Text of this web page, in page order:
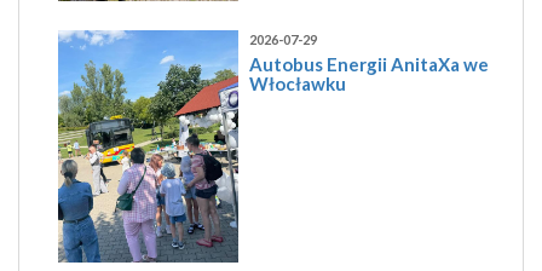
2026-07-29
Autobus Energii AnitaXa we
Włocławku